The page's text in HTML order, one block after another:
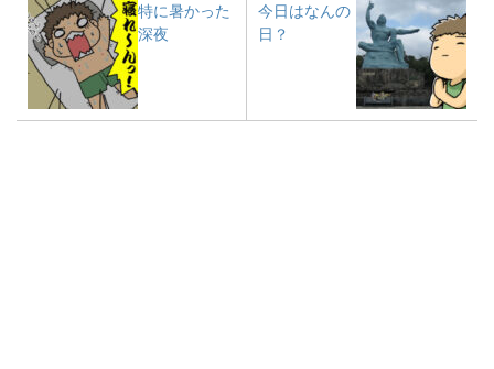
特に暑かった
深夜
今日はなんの
日？